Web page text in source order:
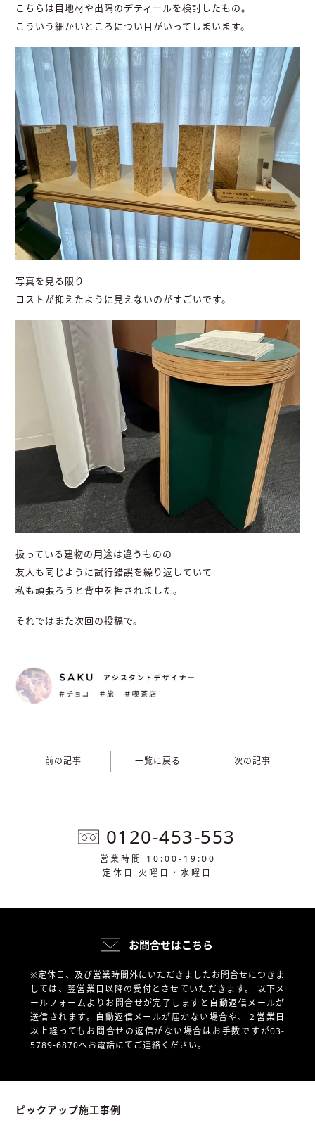
こちらは目地材や出隅のデティールを検討したもの。
こういう細かいところについ目がいってしまいます。
写真を見る限り
コストが抑えたように見えないのがすごいです。
扱っている建物の用途は違うものの
友人も同じように試行錯誤を繰り返していて
私も頑張ろうと背中を押されました。
それではまた次回の投稿で。
前の記事 一覧に戻る 次の記事
0120-453-553
営業時間 10:00-19:00
定休日 火曜日・水曜日
お問合せはこちら
※定休日、及び営業時間外にいただきましたお問合せにつきま
しては、翌営業日以降の受付とさせていただきます。 以下メ
ールフォームよりお問合せが完了しますと自動返信メールが
送信されます。自動返信メールが届かない場合や、
２営業日
以上経ってもお問合せの返信がない場合はお手数ですが03-
5789-6870へお電話にてご連絡ください。
ピックアップ施工事例